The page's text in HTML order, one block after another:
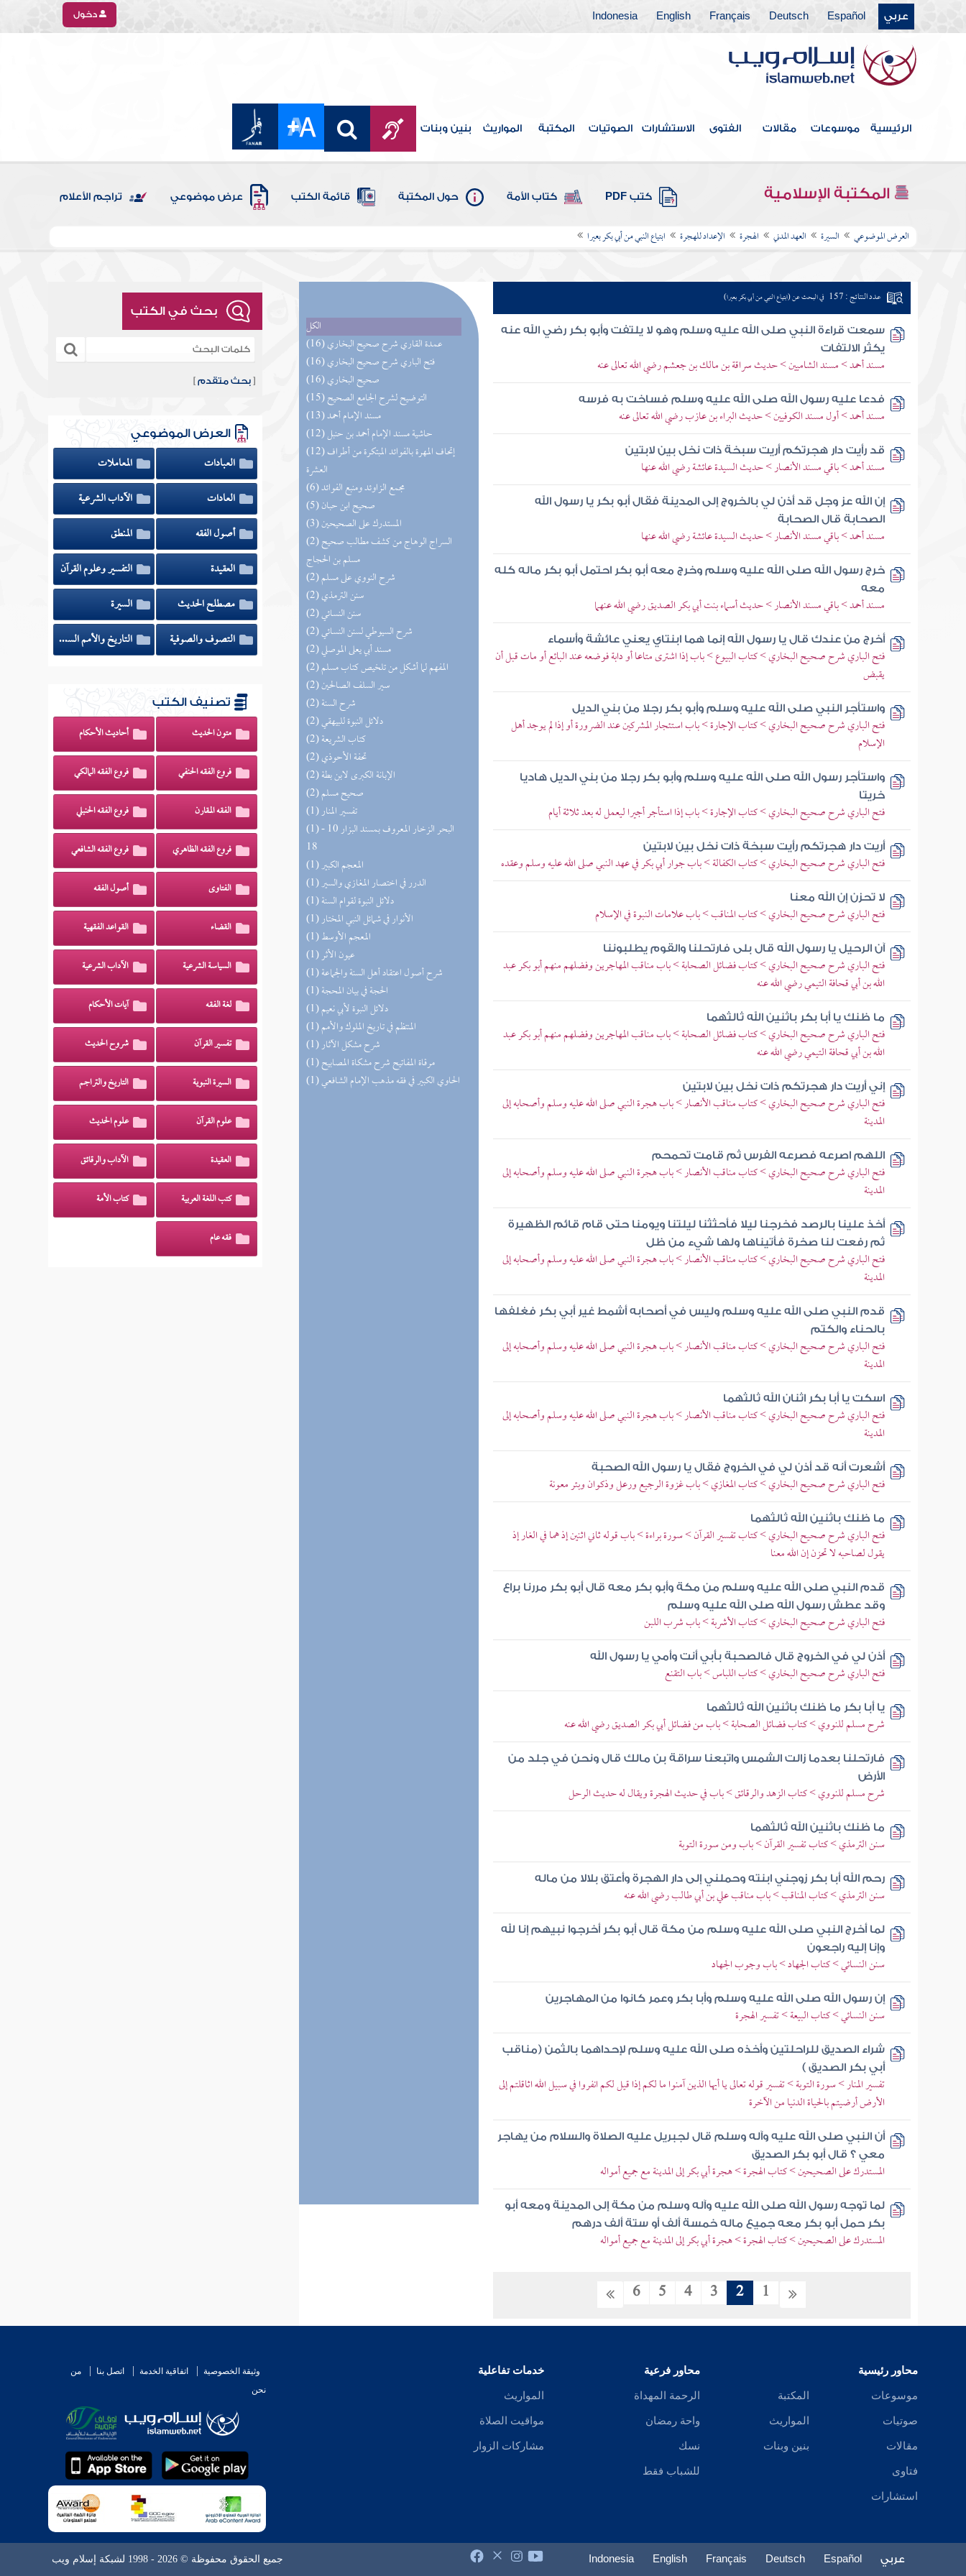
عربي Español
Deutsch
Français
English
Indonesia دخول
الرئيسية موسوعات مقالات الفتوى الاستشارات الصوتيات المكتبة المواريث بنين وبنات
المكتبة الإسلامية كتب PDF كتاب الأمة حول المكتبة قائمة الكتب عرض موضوعي تراجم الأعلام
العرض الموضوعي السيرة العهد المدني الهجرة الإعداد للهجرة ابتياع النبي من أبي بكر بعيرا
الكل
(16) عمدة القاري شرح صحيح البخاري
(16) فتح الباري شرح صحيح البخاري
(16) صحيح البخاري
(15) التوضيح لشرح الجامع الصحيح
(13) مسند الإمام أحمد
(12) حاشية مسند الإمام أحمد بن حنبل
(12) إتحاف المهرة بالفوائد المبتكرة من أطراف
العشرة
(6) مجمع الزاوئد ومنبع الفوائد
(5) صحيح ابن حبان
(3) المستدرك على الصحيحين
(2) السراج الوهاج من كشف مطالب صحيح
مسلم بن الحجاج
(2) شرح النووي على مسلم
(2) سنن الترمذي
(2) سنن النسائي
(2) شرح السيوطي لسنن النسائي
(2) مسند أبي يعلى الموصلي
(2) المفهم لما أشكل من تلخيص كتاب مسلم
(2) سير السلف الصالحين
(2) شرح السنة
(2) دلائل النبوة للبيهقي
(2) كتاب الشريعة
(2) تحفة الأحوذي
(2) الإبانة الكبرى لابن بطة
(2) صحيح مسلم
(1) تفسير المنار
(1) البحر الزخار المعروف بمسند البزار 10 -
18
(1) المعجم الكبير
(1) الدرر في اختصار المغازي والسير
(1) دلائل النبوة لقوام السنة
(1) الأنوار في شمائل النبي المختار
(1) المعجم الأوسط
(1) عيون الأثر
(1) شرح أصول اعتقاد أهل السنة والجماعة
(1) الحجة في بيان المحجة
(1) دلائل النبوة لأبي نعيم
(1) المنتظم في تاريخ الملوك والأمم
(1) شرح مشكل الآثار
(1) مرقاة المفاتيح شرح مشكاة المصابيح
(1) الحاوي الكبير في فقه مذهب الإمام الشافعي
عدد النتائج : 157 في البحث عن (ابتياع النبي من أبي بكر بعيرا)
سمعت قراءة النبي صلى الله عليه وسلم وهو لا يلتفت وأبو بكر رضي الله عنه
يكثر الالتفات
مسند أحمد > مسند الشاميين > حديث سراقة بن مالك بن جعشم رضي الله تعالى عنه
فدعا عليه رسول الله صلى الله عليه وسلم فساخت به فرسه
مسند أحمد > أول مسند الكوفيين > حديث البراء بن عازب رضي الله تعالى عنه
قد رأيت دار هجرتكم أريت سبخة ذات نخل بين لابتين
مسند أحمد > باقي مسند الأنصار > حديث السيدة عائشة رضي الله عنها
إن الله عز وجل قد أذن لي بالخروج إلى المدينة فقال أبو بكر يا رسول الله
الصحابة قال الصحابة
مسند أحمد > باقي مسند الأنصار > حديث السيدة عائشة رضي الله عنها
خرج رسول الله صلى الله عليه وسلم وخرج معه أبو بكر احتمل أبو بكر ماله كله
معه
مسند أحمد > باقي مسند الأنصار > حديث أسماء بنت أبي بكر الصديق رضي الله عنهما
أخرج من عندك قال يا رسول الله إنما هما ابنتاي يعني عائشة وأسماء
فتح الباري شرح صحيح البخاري > كتاب البيوع > باب إذا اشترى متاعا أو دابة فوضعه عند البائع أو مات قبل أن
يقبض
واستأجر النبي صلى الله عليه وسلم وأبو بكر رجلا من بني الديل
فتح الباري شرح صحيح البخاري > كتاب الإجارة > باب استئجار المشركين عند الضرورة أو إذا لم يوجد أهل
الإسلام
واستأجر رسول الله صلى الله عليه وسلم وأبو بكر رجلا من بني الديل هاديا
خريتا
فتح الباري شرح صحيح البخاري > كتاب الإجارة > باب إذا استأجر أجيرا ليعمل له بعد ثلاثة أيام
أريت دار هجرتكم رأيت سبخة ذات نخل بين لابتين
فتح الباري شرح صحيح البخاري > كتاب الكفالة > باب جوار أبي بكر في عهد النبي صلى الله عليه وسلم وعقده
لا تحزن إن الله معنا
فتح الباري شرح صحيح البخاري > كتاب المناقب > باب علامات النبوة في الإسلام
آن الرحيل يا رسول الله قال بلى فارتحلنا والقوم يطلبوننا
فتح الباري شرح صحيح البخاري > كتاب فضائل الصحابة > باب مناقب المهاجرين وفضلهم منهم أبو بكر عبد
الله بن أبي قحافة التيمي رضي الله عنه
ما ظنك يا أبا بكر باثنين الله ثالثهما
فتح الباري شرح صحيح البخاري > كتاب فضائل الصحابة > باب مناقب المهاجرين وفضلهم منهم أبو بكر عبد
الله بن أبي قحافة التيمي رضي الله عنه
إني أريت دار هجرتكم ذات نخل بين لابتين
فتح الباري شرح صحيح البخاري > كتاب مناقب الأنصار > باب هجرة النبي صلى الله عليه وسلم وأصحابه إلى
المدينة
اللهم اصرعه فصرعه الفرس ثم قامت تحمحم
فتح الباري شرح صحيح البخاري > كتاب مناقب الأنصار > باب هجرة النبي صلى الله عليه وسلم وأصحابه إلى
المدينة
أخذ علينا بالرصد فخرجنا ليلا فأحثثنا ليلتنا ويومنا حتى قام قائم الظهيرة
ثم رفعت لنا صخرة فأتيناها ولها شيء من ظل
فتح الباري شرح صحيح البخاري > كتاب مناقب الأنصار > باب هجرة النبي صلى الله عليه وسلم وأصحابه إلى
المدينة
قدم النبي صلى الله عليه وسلم وليس في أصحابه أشمط غير أبي بكر فغلفها
بالحناء والكتم
فتح الباري شرح صحيح البخاري > كتاب مناقب الأنصار > باب هجرة النبي صلى الله عليه وسلم وأصحابه إلى
المدينة
اسكت يا أبا بكر اثنان الله ثالثهما
فتح الباري شرح صحيح البخاري > كتاب مناقب الأنصار > باب هجرة النبي صلى الله عليه وسلم وأصحابه إلى
المدينة
أشعرت أنه قد أذن لي في الخروج فقال يا رسول الله الصحبة
فتح الباري شرح صحيح البخاري > كتاب المغازي > باب غزوة الرجيع ورعل وذكوان وبئر معونة
ما ظنك باثنين الله ثالثهما
فتح الباري شرح صحيح البخاري > كتاب تفسير القرآن > سورة براءة > باب قوله ثاني اثنين إذ هما في الغار إذ
يقول لصاحبه لا تحزن إن الله معنا
قدم النبي صلى الله عليه وسلم من مكة وأبو بكر معه قال أبو بكر مررنا براع
وقد عطش رسول الله صلى الله عليه وسلم
فتح الباري شرح صحيح البخاري > كتاب الأشربة > باب شرب اللبن
أذن لي في الخروج قال فالصحبة بأبي أنت وأمي يا رسول الله
فتح الباري شرح صحيح البخاري > كتاب اللباس > باب التقنع
يا أبا بكر ما ظنك باثنين الله ثالثهما
شرح مسلم للنووي > كتاب فضائل الصحابة > باب من فضائل أبي بكر الصديق رضي الله عنه
فارتحلنا بعدما زالت الشمس واتبعنا سراقة بن مالك قال ونحن في جلد من
الأرض
شرح مسلم للنووي > كتاب الزهد والرقائق > باب في حديث الهجرة ويقال له حديث الرحل
ما ظنك باثنين الله ثالثهما
سنن الترمذي > كتاب تفسير القرآن > باب ومن سورة التوبة
رحم الله أبا بكر زوجني ابنته وحملني إلى دار الهجرة وأعتق بلالا من ماله
سنن الترمذي > كتاب المناقب > باب مناقب علي بن أبي طالب رضي الله عنه
لما أخرج النبي صلى الله عليه وسلم من مكة قال أبو بكر أخرجوا نبيهم إنا لله
وإنا إليه راجعون
سنن النسائي > كتاب الجهاد > باب وجوب الجهاد
إن رسول الله صلى الله عليه وسلم وأبا بكر وعمر كانوا من المهاجرين
سنن النسائي > كتاب البيعة > تفسير الهجرة
شراء الصديق للراحلتين وأخذه صلى الله عليه وسلم لإحداهما بالثمن (مناقب
أبي بكر الصديق )
تفسير المنار > سورة التوبة > تفسير قوله تعالى يا أيها الذين آمنوا ما لكم إذا قيل لكم انفروا في سبيل الله اثاقلتم إلى
الأرض أرضيتم بالحياة الدنيا من الآخرة
أن النبي صلى الله عليه وآله وسلم قال لجبريل عليه الصلاة والسلام من يهاجر
معي ؟ قال أبو بكر الصديق
المستدرك على الصحيحين > كتاب الهجرة > هجرة أبي بكر إلى المدينة مع جميع أمواله
لما توجه رسول الله صلى الله عليه وآله وسلم من مكة إلى المدينة ومعه أبو
بكر حمل أبو بكر معه جميع ماله خمسة ألف أو ستة ألف درهم
المستدرك على الصحيحين > كتاب الهجرة > هجرة أبي بكر إلى المدينة مع جميع أمواله
1
2
3
4
5
6
بحث في الكتب
[بحث متقدم ]
العرض الموضوعي
العبادات
المعاملات
العادات
الآداب الشرعية
أصول الفقه
المنطق
العقيدة
التفسير وعلوم القرآن
مصطلح الحديث
السيرة
التصوف والصوفية
التاريخ والأمم السابقة
تصنيف الكتب
متون الحديث أحاديث الأحكام
فروع الفقه الحنفي فروع الفقه المالكي
الفقه المقارن فروع الفقه الحنبلي
فروع الفقه الظاهري فروع الفقه الشافعي
الفتاوى أصول الفقه
القضاء القواعد الفقهية
السياسة الشرعية الآداب الشرعية
لغة الفقه آيات الأحكام
تفسير القرآن شروح الحديث
السيرة النبوية التاريخ والتراجم
علوم القرآن علوم الحديث
العقيدة الآداب والرقائق
كتب اللغة العربية كتاب الأمة
فقه عام
محاور رئيسية
موسوعات
صوتيات
مقالات
فتاوى
استشارات
المكتبة
المواريث
بنين وبنات
محاور فرعية
الرحمة المهداة
واحة رمضان
نسك
للشباب فقط
خدمات تفاعلية
المواريث
مواقيت الصلاة
مشاركات الزوار
وثيقة الخصوصية اتفاقية الخدمة اتصل بنا
من
نحن
عربي Español
Deutsch
Français
English
Indonesia جميع الحقوق محفوظة © 2026 - 1998 لشبكة إسلام ويب